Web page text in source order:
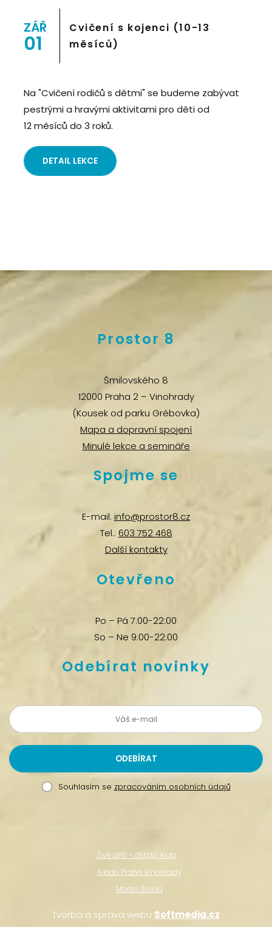
" alt="Cvičení pro děti "Pohyb dětem", Praha 2,
Prostor 8">
ZÁŘ
01
Cvičení s kojenci (10-13
měsíců)
Na "Cvičení rodičů s dětmi" se budeme zabývat
pestrými a hravými aktivitami pro děti od
12 měsíců do 3 roků.
DETAIL LEKCE
Prostor 8
Šmilovského 8
12000 Praha 2 – Vinohrady
(Kousek od parku Grébovka)
Mapa a dopravní spojení
Minulé lekce a semináře
Spojme se
E-mail: info@prostor8.cz
Tel.: 603 752 468
Další kontakty
Otevřeno
Po – Pá 7:00-22:00
So – Ne 9:00-22:00
Odebírat novinky
Souhlasím se zpracováním osobních údajů
Živé děti – dětský klub
Aikido Praha Vinohrady
Martin Švihla
Tvorba a správa webu Softmedia.cz